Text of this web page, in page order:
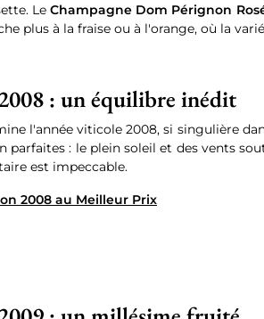
LeChampagne Dom Pérignon
plus à la fraise ou à l'orange, où la
: un équilibre inédit
l'année viticole 2008, si singulière
parfaites : le plein soleil et des vents
est impeccable.
2008 au Meilleur Prix